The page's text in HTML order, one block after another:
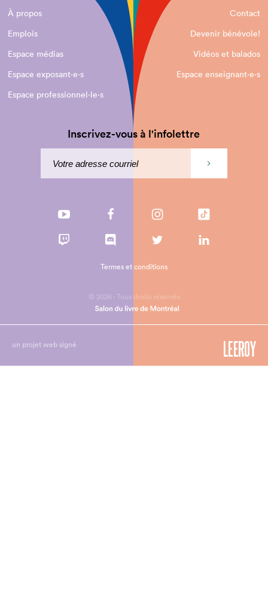
À propos
Contact
Emplois
Devenir bénévole!
Espace médias
Vidéos et balados
Espace exposant·e⋅s
Espace enseignant·e⋅s
Espace professionnel·le⋅s
Inscrivez-vous à l'infolettre
© 2026 - Tous droits réservés
Termes et conditions
un projet web signé